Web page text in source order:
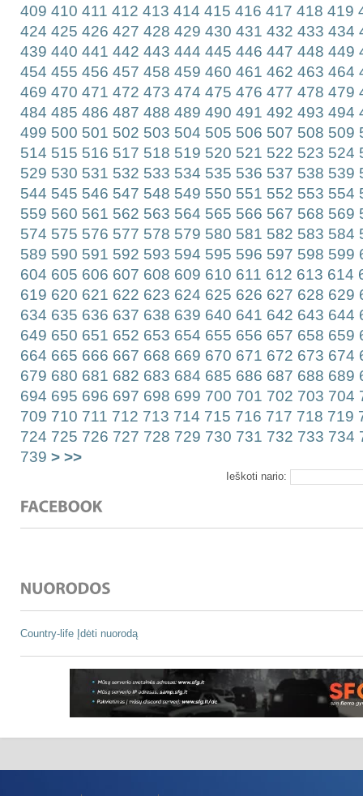
409 410 411 412 413 414 415 416 417 418 419
424 425 426 427 428 429 430 431 432 433 434
439 440 441 442 443 444 445 446 447 448 449
454 455 456 457 458 459 460 461 462 463 464
469 470 471 472 473 474 475 476 477 478 479
484 485 486 487 488 489 490 491 492 493 494
499 500 501 502 503 504 505 506 507 508 509
514 515 516 517 518 519 520 521 522 523 524
529 530 531 532 533 534 535 536 537 538 539
544 545 546 547 548 549 550 551 552 553 554
559 560 561 562 563 564 565 566 567 568 569
574 575 576 577 578 579 580 581 582 583 584
589 590 591 592 593 594 595 596 597 598 599
604 605 606 607 608 609 610 611 612 613 614
619 620 621 622 623 624 625 626 627 628 629
634 635 636 637 638 639 640 641 642 643 644
649 650 651 652 653 654 655 656 657 658 659
664 665 666 667 668 669 670 671 672 673 674
679 680 681 682 683 684 685 686 687 688 689
694 695 696 697 698 699 700 701 702 703 704
709 710 711 712 713 714 715 716 717 718 719
724 725 726 727 728 729 730 731 732 733 734
739 > >>
Ieškoti nario:
Country-life Įdėti nuorodą